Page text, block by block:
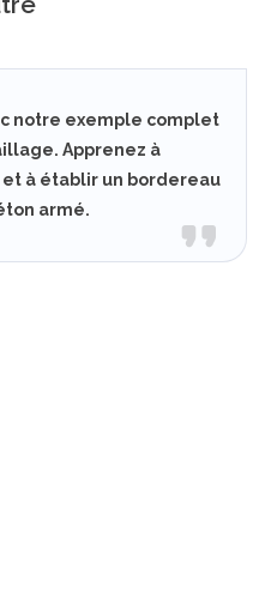
notre exemple complet
Apprenez à
et à établir un bordereau
armé.